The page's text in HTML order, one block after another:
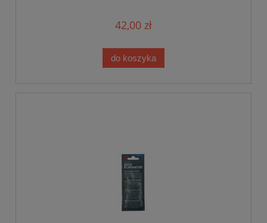
42,00 zł
do koszyka